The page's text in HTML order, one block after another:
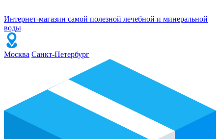
Интернет-магазин самой полезной лечебной и минеральной
воды
Москва Санкт-Петербург